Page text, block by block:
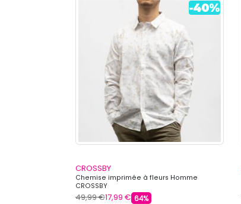
CROSSBY
Chemise imprimée à fleurs Homme
CROSSBY
49,99 €17,99 € 64%